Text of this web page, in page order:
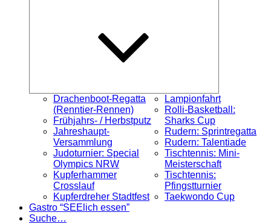
Drachenboot-Regatta
(Renntier-Rennen)
Frühjahrs- / Herbstputz
Jahreshaupt-
Versammlung
Judoturnier: Special
Olympics NRW
Kupferhammer
Crosslauf
Kupferdreher Stadtfest
Lampionfahrt
Rolli-Basketball:
Sharks Cup
Rudern: Sprintregatta
Rudern: Talentiade
Tischtennis: Mini-
Meisterschaft
Tischtennis:
Pfingstturnier
Taekwondo Cup
Gastro “SEElich essen”
Suche…